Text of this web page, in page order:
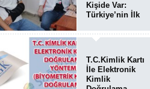
Kişide Var:
Türkiye’nin İlk
Sendromu
Vakası
Teşhis Edildi
T.C.Kimlik Kartı
İle Elektronik
Kimlik